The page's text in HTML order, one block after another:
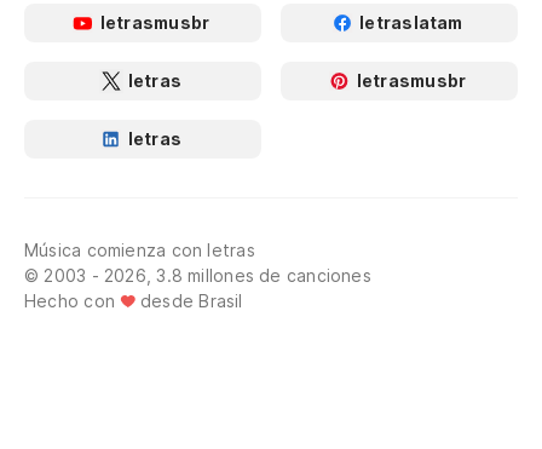
letrasmusbr letraslatam
letras letrasmusbr
letras
Música comienza con letras
© 2003 - 2026, 3.8 millones de canciones
Hecho con
desde Brasil